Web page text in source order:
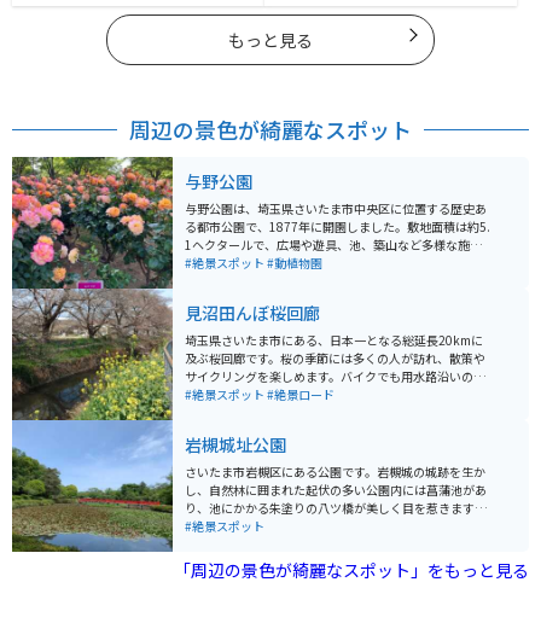
もっと見る
周辺の景色が綺麗なスポット
与野公園
与野公園は、埼玉県さいたま市中央区に位置する歴史あ
る都市公園で、1877年に開園しました。敷地面積は約5.
1ヘクタールで、広場や遊具、池、築山など多様な施設
が整備されています。特に有名なのは約200種類、約3,0
す。 また、園内にはソメイヨシノや八重桜など約60本の
桜が植えられており、春には花見スポットとして親しま
れています。隣接する天祖神社は与野七福神の一つで、
公園には歴史的な趣も感じられる要素が備わっていま
す。 ちょうどGWの時期は大変込み合いますが、混雑し
あるのかと感じてしまいますが、大変素敵な場所です。
#絶景スポット #動植物園
見沼田んぼ桜回廊
埼玉県さいたま市にある、日本一となる総延長20kmに
及ぶ桜回廊です。桜の季節には多くの人が訪れ、散策や
サイクリングを楽しめます。バイクでも用水路沿いの道
や農道を通りながら、桜や菜の花を眺めることが可能で
っている眺望は、ちょっとシュールです。
#絶景スポット #絶景ロード
岩槻城址公園
さいたま市岩槻区にある公園です。岩槻城の城跡を生か
し、自然林に囲まれた起伏の多い公園内には菖蒲池があ
り、池にかかる朱塗りの八ツ橋が美しく目を惹きます。
春は約600本の桜が咲く桜の名所です。 人形の街岩槻で
には人形供養祭などもあり、四季折々に楽しめるスポッ
トです。
#絶景スポット
「周辺の景色が綺麗なスポット」をもっと見る